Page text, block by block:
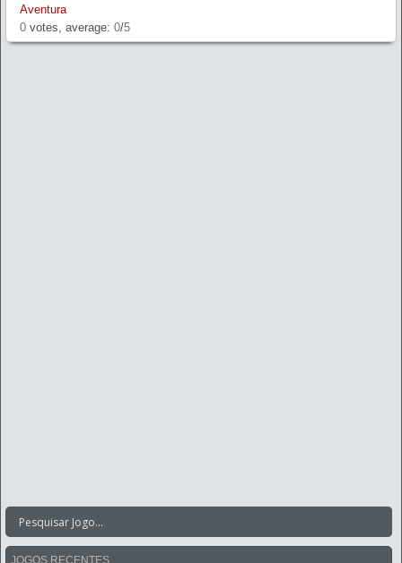
Aventura
0 votes, average: 0/5
JOGOS RECENTES